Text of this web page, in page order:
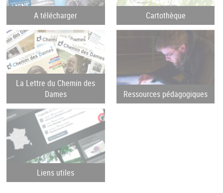
A télécharger Cartothèque
La Lettre du Chemin des
Dames
Ressources pédagogiques
Liens utiles